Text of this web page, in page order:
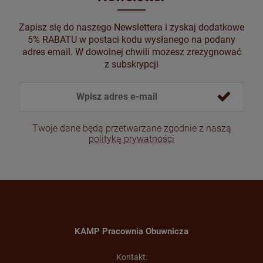
Zapisz się do naszego Newslettera i zyskaj dodatkowe
5% RABATU w postaci kodu wysłanego na podany
adres email. W dowolnej chwili możesz zrezygnować
z subskrypcji
Twoje dane będą przetwarzane zgodnie z naszą
polityką prywatności
KAMP Pracownia Obuwnicza
Kontakt: